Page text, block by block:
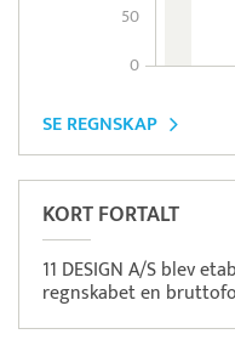
50
0
SE REGNSKAP
KORT FORTALT
11 DESIGN A/S blev
regnskabet en